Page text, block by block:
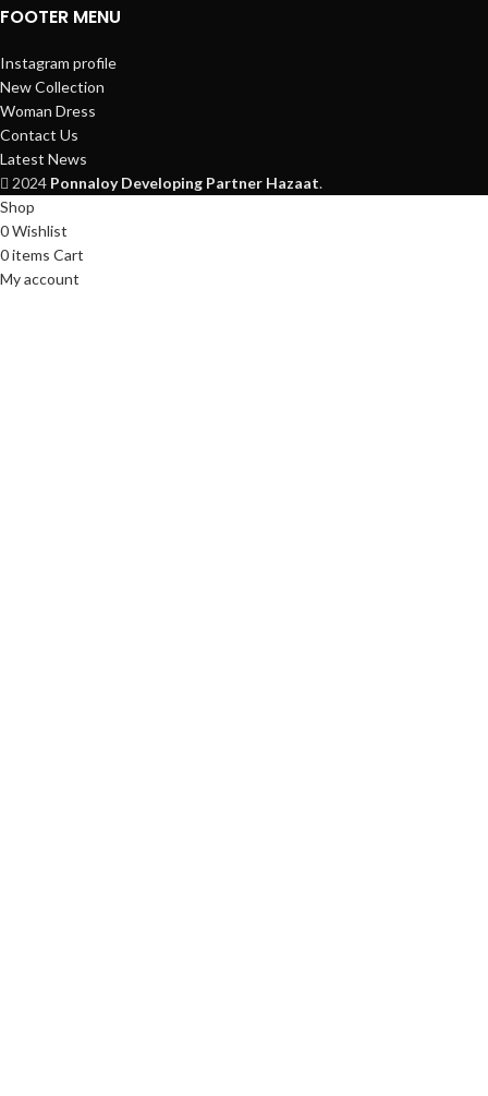
FOOTER MENU
Instagram profile
New Collection
Woman Dress
Contact Us
Latest News
2024 Ponnaloy Developing Partner Hazaat.
Shop
0Wishlist
0items Cart
My account